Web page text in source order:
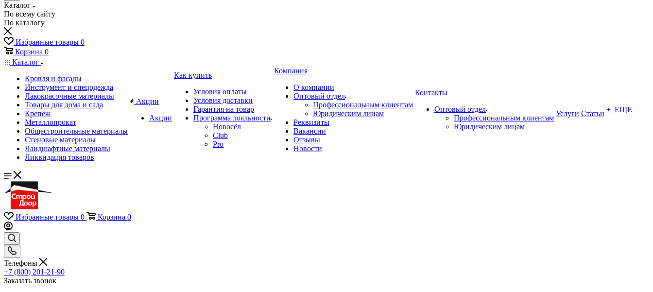
Каталог
По всему сайту
По каталогу
Избранные товары 0
Корзина 0
Каталог
Кровля и фасады
Инструмент и спецодежда
Лакокрасочные материалы
Товары для дома и сада
Крепеж
Металлопрокат
Общестроительные материалы
Стеновые материалы
Ландшафтные материалы
Ликвидация товаров
Акции
Акции
Как купить
Условия оплаты
Условия доставки
Гарантия на товар
Программа лояльности
Новосёл
Club
Pro
Компания
О компании
Оптовый отдел
Профессиональным клиентам
Юридическим лицам
Реквизиты
Вакансии
Отзывы
Новости
Контакты
Оптовый отдел
Профессиональным клиентам
Юридическим лицам
Услуги Статьи + ЕЩЕ
Избранные товары 0 Корзина 0
Телефоны
+7 (800) 201-21-90
Заказать звонок